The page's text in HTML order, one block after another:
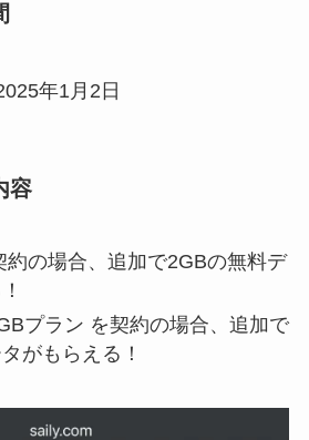
年1月2日
容
約の場合、追加で2GBの無料デ
プラン を契約の場合、追加で
がもらえる！